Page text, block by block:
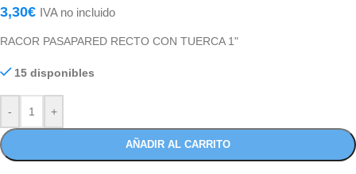
3,30€ IVA no incluido
RACOR PASAPARED RECTO CON TUERCA 1"
15 disponibles
- +
AÑADIR AL CARRITO